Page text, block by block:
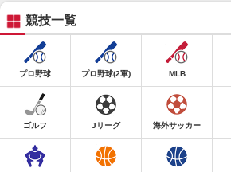
競技一覧
プロ野球 プロ野球(2軍) MLB
ゴルフ Jリーグ 海外サッカー